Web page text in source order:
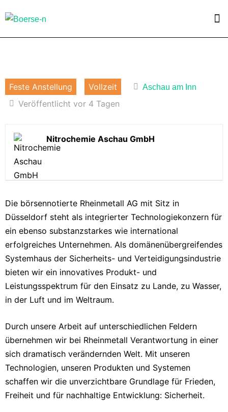
Feste Anstellung Vollzeit Aschau am Inn
Veröffentlicht vor 4 Tagen
Nitrochemie Aschau GmbH
Die börsennotierte Rheinmetall AG mit Sitz in
Düsseldorf steht als integrierter Technologiekonzern für
ein ebenso substanzstarkes wie international
erfolgreiches Unternehmen. Als domänenübergreifendes
Systemhaus der Sicherheits- und Verteidigungsindustrie
bieten wir ein innovatives Produkt- und
Leistungsspektrum für den Einsatz zu Lande, zu Wasser,
in der Luft und im Weltraum.
Durch unsere Arbeit auf unterschiedlichen Feldern
übernehmen wir bei Rheinmetall Verantwortung in einer
sich dramatisch verändernden Welt. Mit unseren
Technologien, unseren Produkten und Systemen
schaffen wir die unverzichtbare Grundlage für Frieden,
Freiheit und für nachhaltige Entwicklung: Sicherheit.